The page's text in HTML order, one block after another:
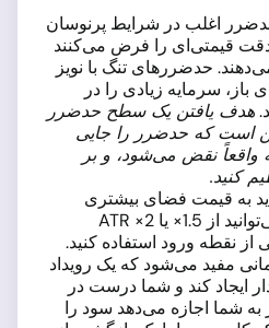
اغلب در شرایط پرنوسان
قیمتی‌ای را فرض می‌کنند
حدضررهای تنگ با نویز
سرمایه زیادی را در
هدف یافتن یک سطح حدضرر
است که حدضرر را جایی
واقعاً نقض می‌شود، و بر
کنید.
به قیمت فضای بیشتری
نسبت به بازار آرام داد. می‌توانید از 1.5× یا 2× ATR
نقطه ورود استفاده کنید.
مفید می‌شود که یک رویداد
کند و شما درست در
به شما اجازه می‌دهد سود را